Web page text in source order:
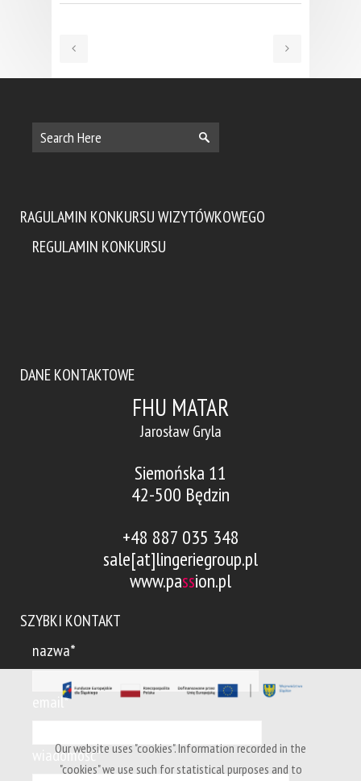
RAGULAMIN KONKURSU WIZYTÓWKOWEGO
REGULAMIN KONKURSU
DANE KONTAKTOWE
FHU MATAR
Jarosław Gryla
Siemońska 11
42-500 Będzin
+48 887 035 348
sale[at]lingeriegroup.pl
www.passion.pl
SZYBKI KONTAKT
nazwa*
email*
wiadomość*
Our website uses "cookies". Information recorded in the
"cookies" we use such for statistical purposes and to